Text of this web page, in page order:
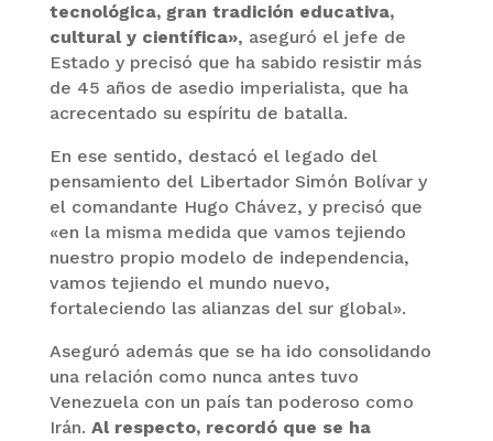
tecnológica, gran tradición educativa,
cultural y científica», aseguró el jefe de
Estado y precisó que ha sabido resistir más
de 45 años de asedio imperialista, que ha
acrecentado su espíritu de batalla.
En ese sentido, destacó el legado del
pensamiento del Libertador Simón Bolívar y
el comandante Hugo Chávez, y precisó que
«en la misma medida que vamos tejiendo
nuestro propio modelo de independencia,
vamos tejiendo el mundo nuevo,
fortaleciendo las alianzas del sur global».
Aseguró además que se ha ido consolidando
una relación como nunca antes tuvo
Venezuela con un país tan poderoso como
Irán. Al respecto, recordó que se ha